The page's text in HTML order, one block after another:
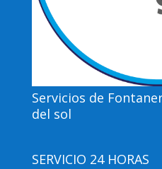
Servicios de
del sol
SERVICIO 24 HORAS